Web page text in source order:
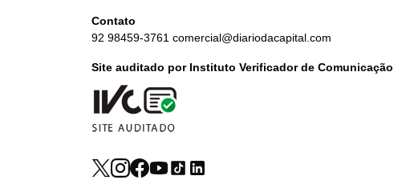
Contato
92 98459-3761 comercial@diariodacapital.com
Site auditado por Instituto Verificador de Comunicação